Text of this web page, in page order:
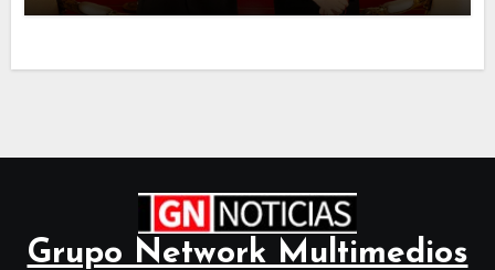
Grupo Network Multimedios